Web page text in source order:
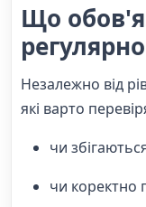
Що
регулярно
Незалежно від
які варто
чи
чи коректно